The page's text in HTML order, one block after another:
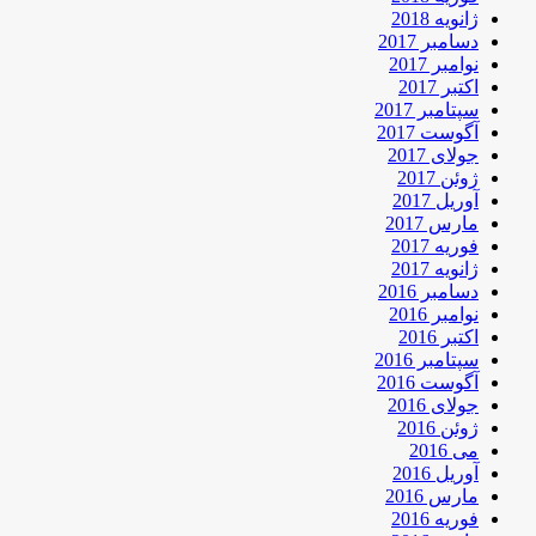
ژانویه 2018
دسامبر 2017
نوامبر 2017
اکتبر 2017
سپتامبر 2017
آگوست 2017
جولای 2017
ژوئن 2017
آوریل 2017
مارس 2017
فوریه 2017
ژانویه 2017
دسامبر 2016
نوامبر 2016
اکتبر 2016
سپتامبر 2016
آگوست 2016
جولای 2016
ژوئن 2016
می 2016
آوریل 2016
مارس 2016
فوریه 2016